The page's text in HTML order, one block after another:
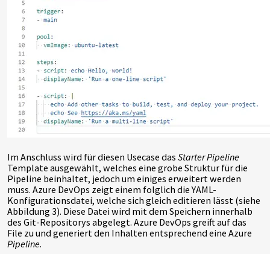
Im Anschluss wird für diesen Usecase das Starter Pipeline
Template ausgewählt, welches eine grobe Struktur für die
Pipeline beinhaltet, jedoch um einiges erweitert werden
muss. Azure DevOps zeigt einem folglich die YAML-
Konfigurationsdatei, welche sich gleich editieren lässt (siehe
Abbildung 3). Diese Datei wird mit dem Speichern innerhalb
des Git-Repositorys abgelegt. Azure DevOps greift auf das
File zu und generiert den Inhalten entsprechend eine Azure
Pipeline.